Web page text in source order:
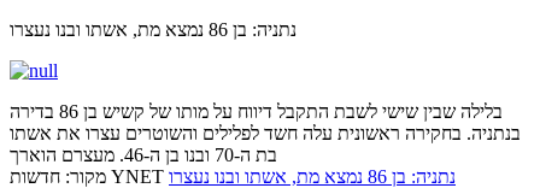
נתניה: בן 86 נמצא מת, אשתו ובנו נעצרו
בלילה שבין שישי לשבת התקבל דיווח על מותו של קשיש בן 86 בדירה
בנתניה. בחקירה ראשונית עלה חשד לפלילים והשוטרים עצרו את אשתו
בת ה-70 ובנו בן ה-46. מעצרם הוארך
מקור: חדשות YNET
נתניה: בן 86 נמצא מת, אשתו ובנו נעצרו